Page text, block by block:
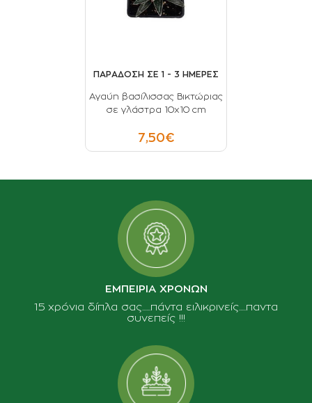
ΠΑΡΑΔΟΣΗ ΣΕ 1 - 3 ΗΜΕΡΕΣ
Αγαύη βασίλισσας Βικτώριας
σε γλάστρα 10x10 cm
7,50€
ΕΜΠΕΙΡΙΑ ΧΡΟΝΩΝ
15 χρόνια δίπλα σας......πάντα ειλικρινείς.....παντα
συνεπείς !!!